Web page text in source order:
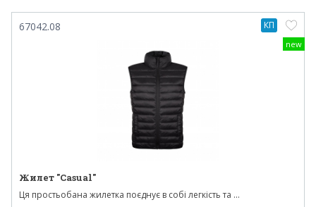
new
67042.08
Жилет "Casual"
Ця простьобана жилетка поєднує в собі легкість та ...
КП